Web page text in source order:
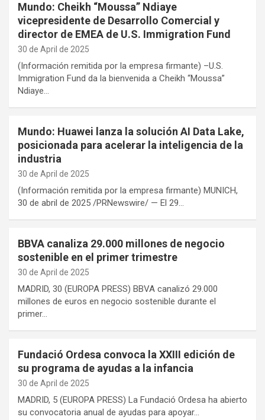
Mundo: Cheikh “Moussa” Ndiaye
vicepresidente de Desarrollo Comercial y
director de EMEA de U.S. Immigration Fund
30 de April de 2025
(Información remitida por la empresa firmante) –U.S.
Immigration Fund da la bienvenida a Cheikh “Moussa”
Ndiaye…
Mundo: Huawei lanza la solución AI Data Lake,
posicionada para acelerar la inteligencia de la
industria
30 de April de 2025
(Información remitida por la empresa firmante) MUNICH,
30 de abril de 2025 /PRNewswire/ — El 29…
BBVA canaliza 29.000 millones de negocio
sostenible en el primer trimestre
30 de April de 2025
MADRID, 30 (EUROPA PRESS) BBVA canalizó 29.000
millones de euros en negocio sostenible durante el
primer…
Fundació Ordesa convoca la XXIII edición de
su programa de ayudas a la infancia
30 de April de 2025
MADRID, 5 (EUROPA PRESS) La Fundació Ordesa ha abierto
su convocatoria anual de ayudas para apoyar…